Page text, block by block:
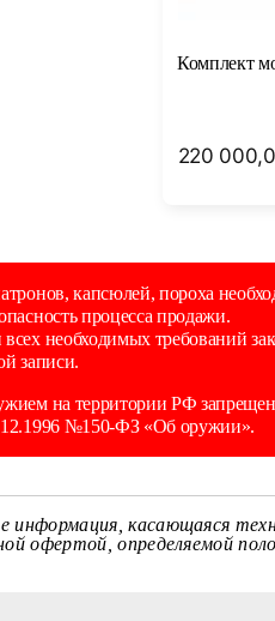
Комплект
220
капсюлей, пороха
процесса продажи.
необходимых требований
записи.
на территории РФ
№150-ФЗ «Об оружии».
информация, касающаяся
офертой, определяемой